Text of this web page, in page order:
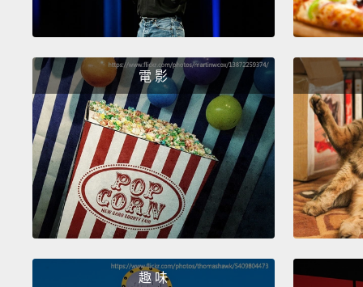
電 影
趣 味